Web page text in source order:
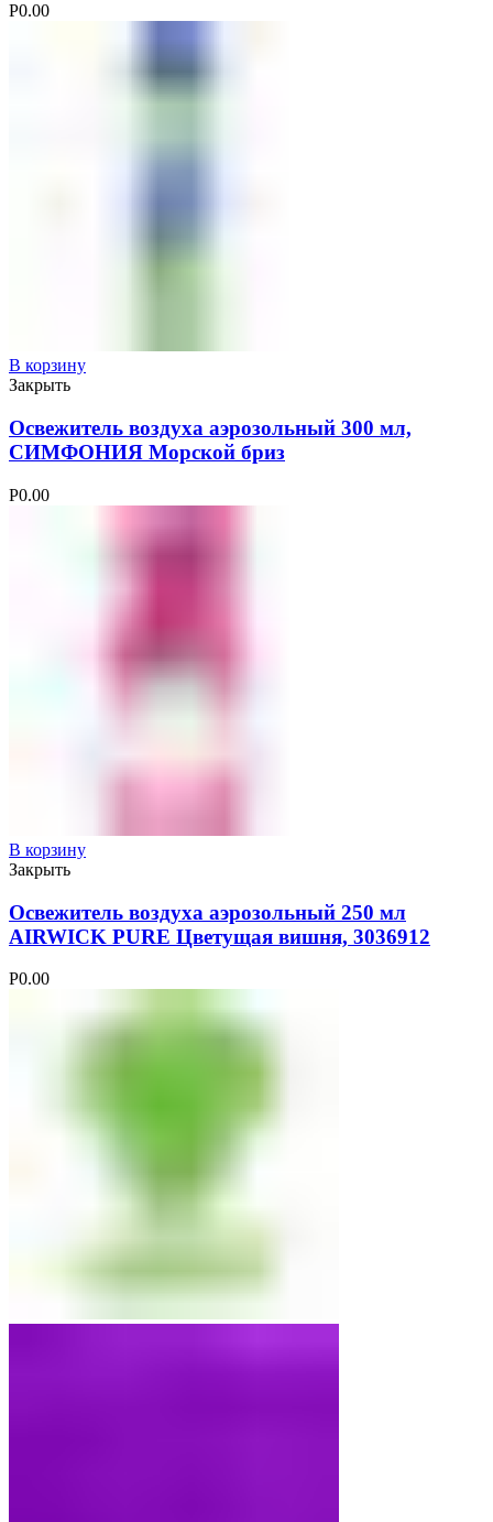
Р0.00
В корзину
Закрыть
Освежитель воздуха аэрозольный 300 мл,
СИМФОНИЯ Морской бриз
Р0.00
В корзину
Закрыть
Освежитель воздуха аэрозольный 250 мл
AIRWICK PURE Цветущая вишня, 3036912
Р0.00